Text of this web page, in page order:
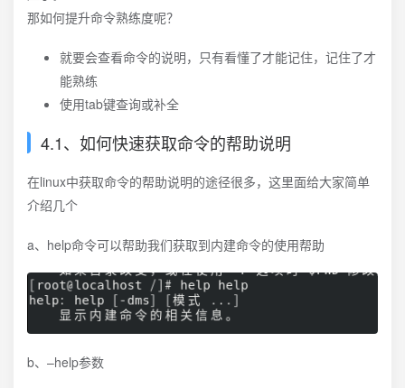
那如何提升命令熟练度呢？
就要会查看命令的说明，只有看懂了才能记住，记住了才
能熟练
使用tab键查询或补全
4.1、如何快速获取命令的帮助说明
在linux中获取命令的帮助说明的途径很多，这里面给大家简单
介绍几个
a、help命令可以帮助我们获取到内建命令的使用帮助
b、–help参数